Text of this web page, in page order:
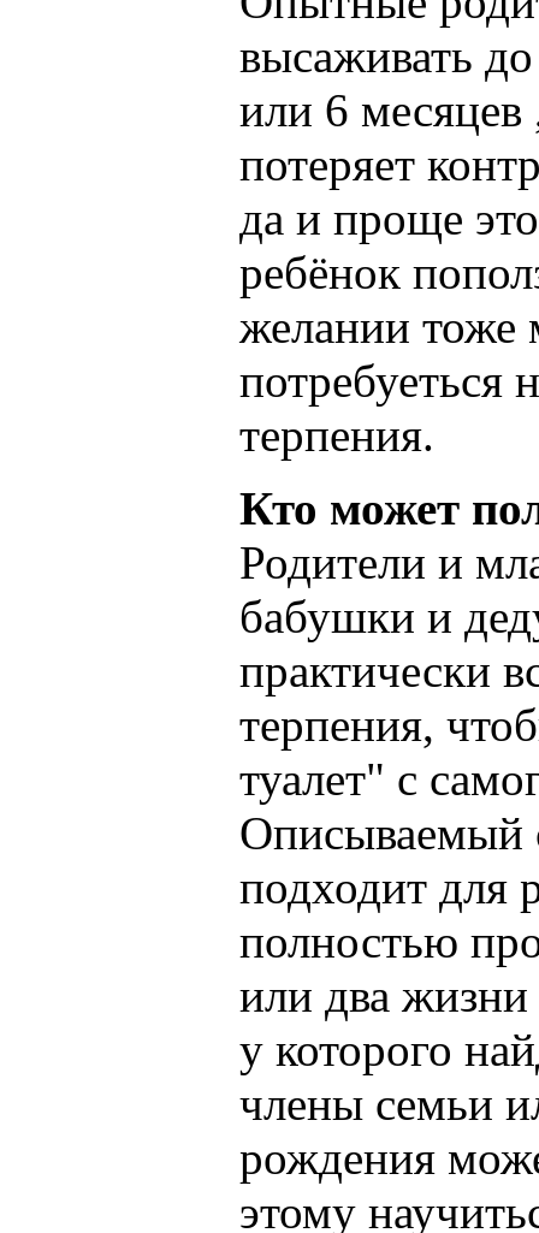
высаживать
или 6 месяцев
потеряет
да и проще
ребёнок
желании тоже
потребуеться
терпения.
Кто может
Родители и
бабушки и
практически
терпения,
туалет" с
Описываемый
подходит для
полностью
или два
у которого
члены семьи
рождения
этому